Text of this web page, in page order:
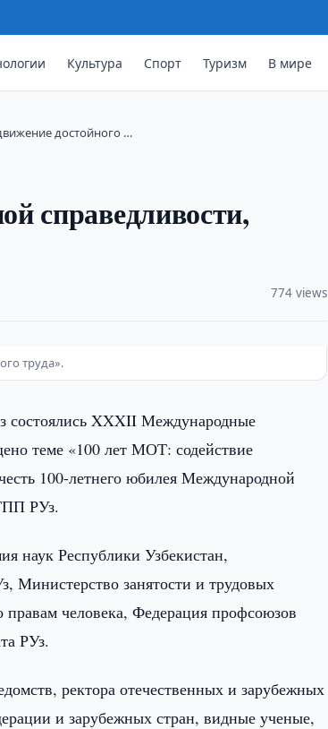
Культура Спорт Туризм В мире
достойного …
справедливости,
774 views
труда».
состоялись XXXII Международные
теме «100 лет МОТ: содействие
100-летнего юбилея Международной
РУз.
наук Республики Узбекистан,
Министерство занятости и трудовых
человека, Федерация профсоюзов
РУз.
ректора отечественных и зарубежных
и зарубежных стран, видные ученые,